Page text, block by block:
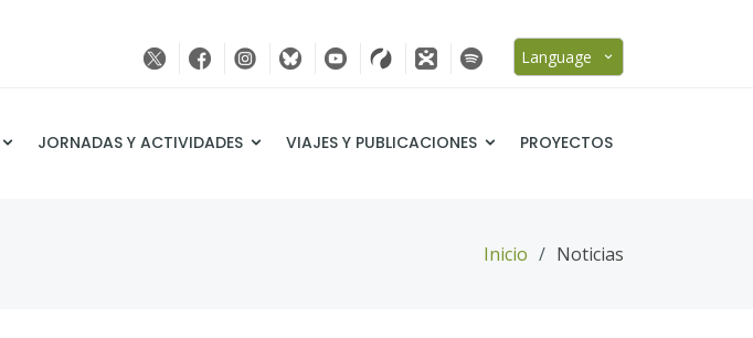
Language
JORNADAS Y ACTIVIDADES VIAJES Y PUBLICACIONES PROYECTOS
Inicio Noticias